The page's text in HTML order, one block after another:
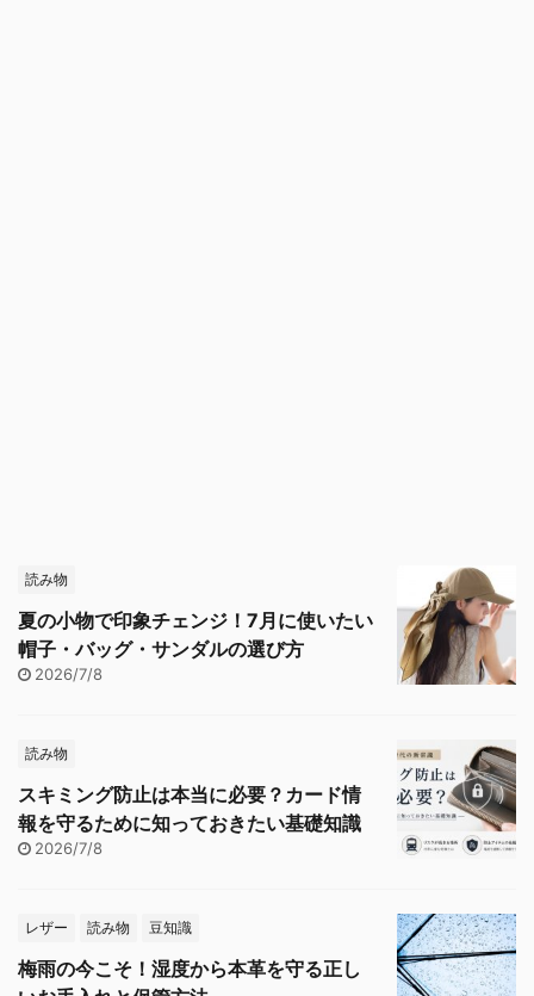
読み物
夏の小物で印象チェンジ！7月に使いたい
帽子・バッグ・サンダルの選び方
2026/7/8
読み物
スキミング防止は本当に必要？カード情
報を守るために知っておきたい基礎知識
2026/7/8
レザー 読み物 豆知識
梅雨の今こそ！湿度から本革を守る正し